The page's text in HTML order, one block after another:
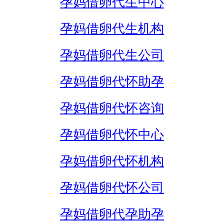
孕妈借卵代生机构
孕妈借卵代生公司
孕妈借卵代怀助孕
孕妈借卵代怀咨询
孕妈借卵代怀中心
孕妈借卵代怀机构
孕妈借卵代怀公司
孕妈借卵代孕助孕